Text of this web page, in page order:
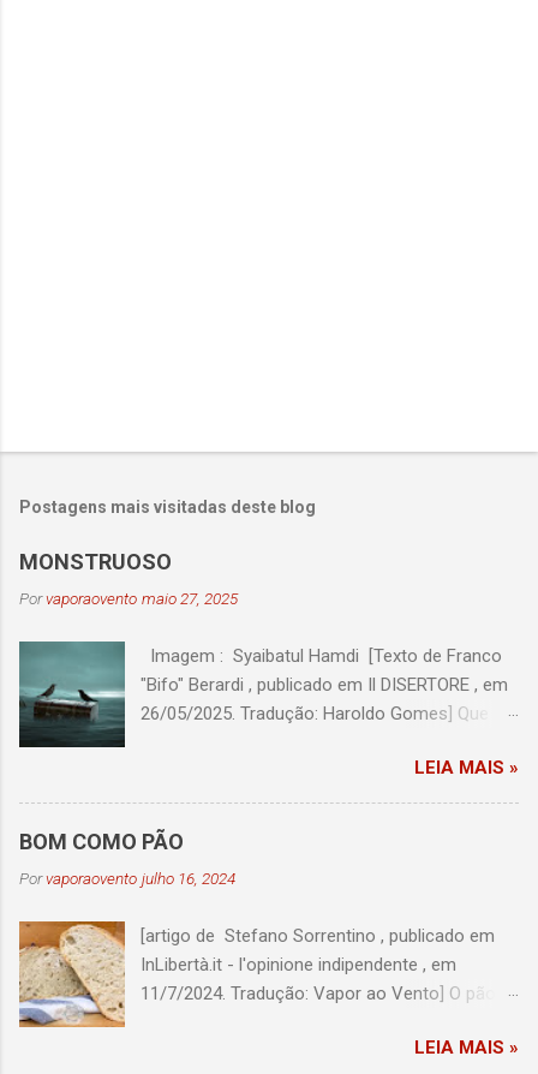
Postagens mais visitadas deste blog
MONSTRUOSO
Porvaporaovento maio 27, 2025
Imagem : Syaibatul Hamdi [Texto de Franco
"Bifo" Berardi , publicado em Il DISERTORE , em
26/05/2025. Tradução: Haroldo Gomes] Que
desumanidade que está se espalhando? Mas
não posso. Disse Bertolt Brecht: EM MINHA
LUTA ENTUSIASMO PELA MACIEIRA EM FLOR E
APENAS O SEGUNDO ME EMPURRA PARA A
discursos de Netanyahu e pelas provocações
covardes dos colonos israelenses é forte
demais para que eu consiga me preocupar
deixar de mencionar Yussuf al-Samary: "Yussuf
LEIA MAIS »
BOM COMO PÃO
Porvaporaovento julho 16, 2024
[artigo de Stefano Sorrentino , publicado em
InLibertà.it - l'opinione indipendente , em
11/7/2024. Tradução: Vapor ao Vento] O pão é
tão rico em significados simbólicos eLEIA MAIS »